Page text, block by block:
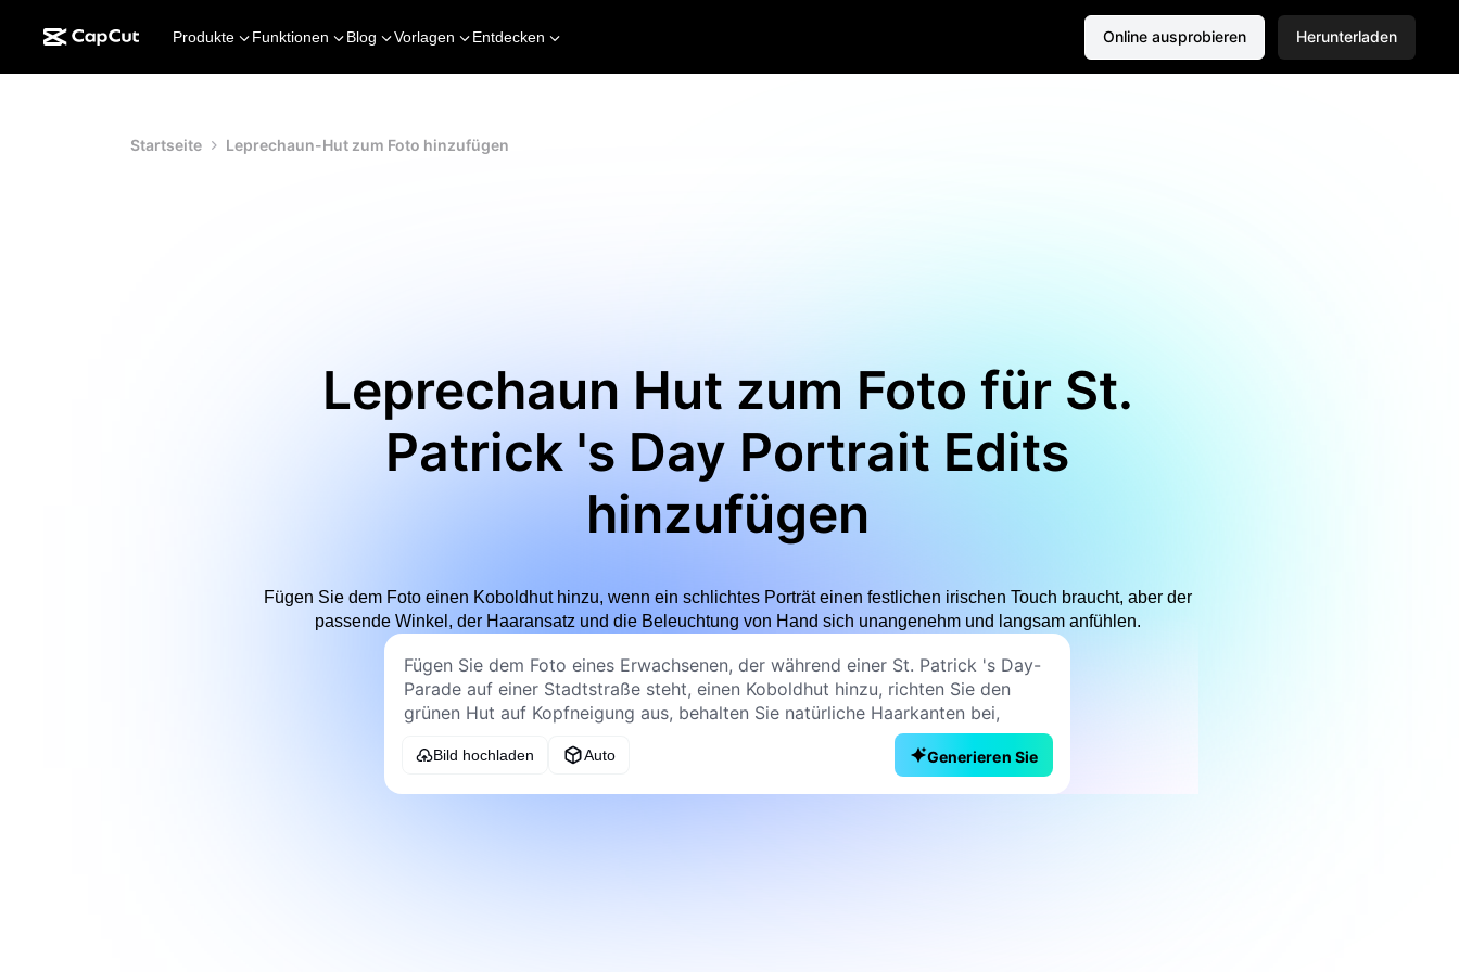
Produkte Funktionen Blog Vorlagen Entdecken Online ausprobieren Herunterladen
Startseite Leprechaun-Hut zum Foto hinzufügen
Leprechaun Hut zum Foto für St.
Patrick 's Day Portrait Edits
hinzufügen
Fügen Sie dem Foto einen Koboldhut hinzu, wenn ein schlichtes Porträt einen festlichen irischen Touch braucht, aber der
passende Winkel, der Haaransatz und die Beleuchtung von Hand sich unangenehm und langsam anfühlen.
Bild hochladen Auto Generieren Sie